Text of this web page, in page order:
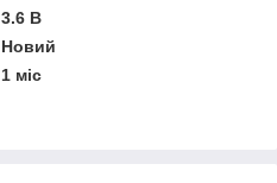
3.6 В
Новий
1 міс